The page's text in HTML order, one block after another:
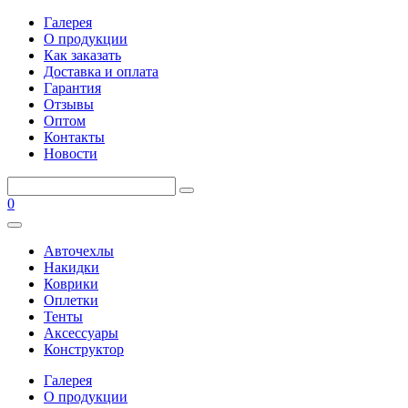
Галерея
О продукции
Как заказать
Доставка и оплата
Гарантия
Отзывы
Оптом
Контакты
Новости
0
Авточехлы
Накидки
Коврики
Оплетки
Тенты
Аксессуары
Конструктор
Галерея
О продукции